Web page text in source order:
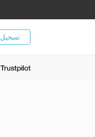
تسجيل